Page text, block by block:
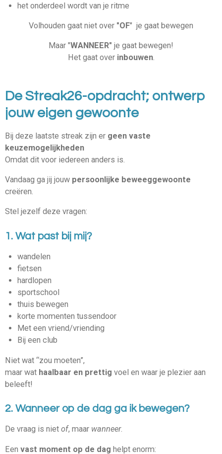
het onderdeel wordt van je ritme
Volhouden gaat niet over "OF" je gaat bewegen
Maar "WANNEER" je gaat bewegen!
Het gaat over inbouwen.
De Streak26-opdracht; ontwerp
jouw eigen gewoonte
Bij deze laatste streak zijn er geen vaste
keuzemogelijkheden
Omdat dit voor iedereen anders is.
Vandaag ga jij jouw persoonlijke beweeggewoonte
creëren.
Stel jezelf deze vragen:
1. Wat past bij mij?
wandelen
fietsen
hardlopen
sportschool
thuis bewegen
korte momenten tussendoor
Met een vriend/vriending
Bij een club
Niet wat “zou moeten”,
maar wat haalbaar en prettig voel en waar je plezier aan
beleeft!
2. Wanneer op de dag ga ik bewegen?
De vraag is niet of, maar wanneer.
Een vast moment op de dag helpt enorm: